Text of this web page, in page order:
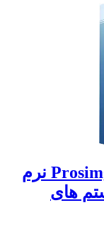
دانلود و نصب ProsimgraphsPro 10.9 نرم
های